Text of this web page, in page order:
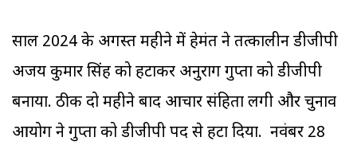
साल 2024 के अगस्त महीने में हेमंत ने तत्कालीन डीजीपी
अजय कुमार सिंह को हटाकर अनुराग गुप्ता को डीजीपी
बनाया. ठीक दो महीने बाद आचार संहिता लगी और चुनाव
आयोग ने गुप्ता को डीजीपी पद से हटा दिया. नवंबर 28